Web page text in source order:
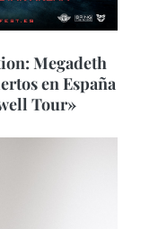
Megadeth
en España
Tour»